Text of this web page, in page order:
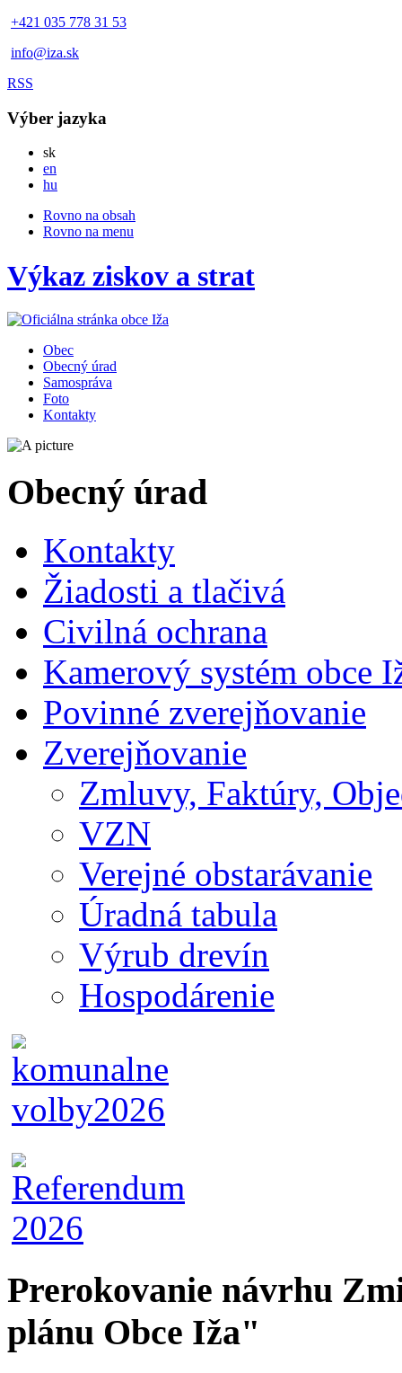
+421 035 778 31 53
info@iza.sk
RSS
Výber jazyka
skSlovensky
en
hu
Rovno na obsah
Rovno na menu
Výkaz ziskov a strat
Obec
Obecný úrad
Samospráva
Foto
Kontakty
Obecný úrad
Kontakty
Žiadosti a tlačivá
Civilná ochrana
Kamerový systém obce
Povinné zverejňovanie
Zverejňovanie
Zmluvy, Faktúry,
VZN
Verejné obstarávanie
Úradná tabula
Výrub drevín
Hospodárenie
Prerokovanie návrhu
plánu Obce Iža"